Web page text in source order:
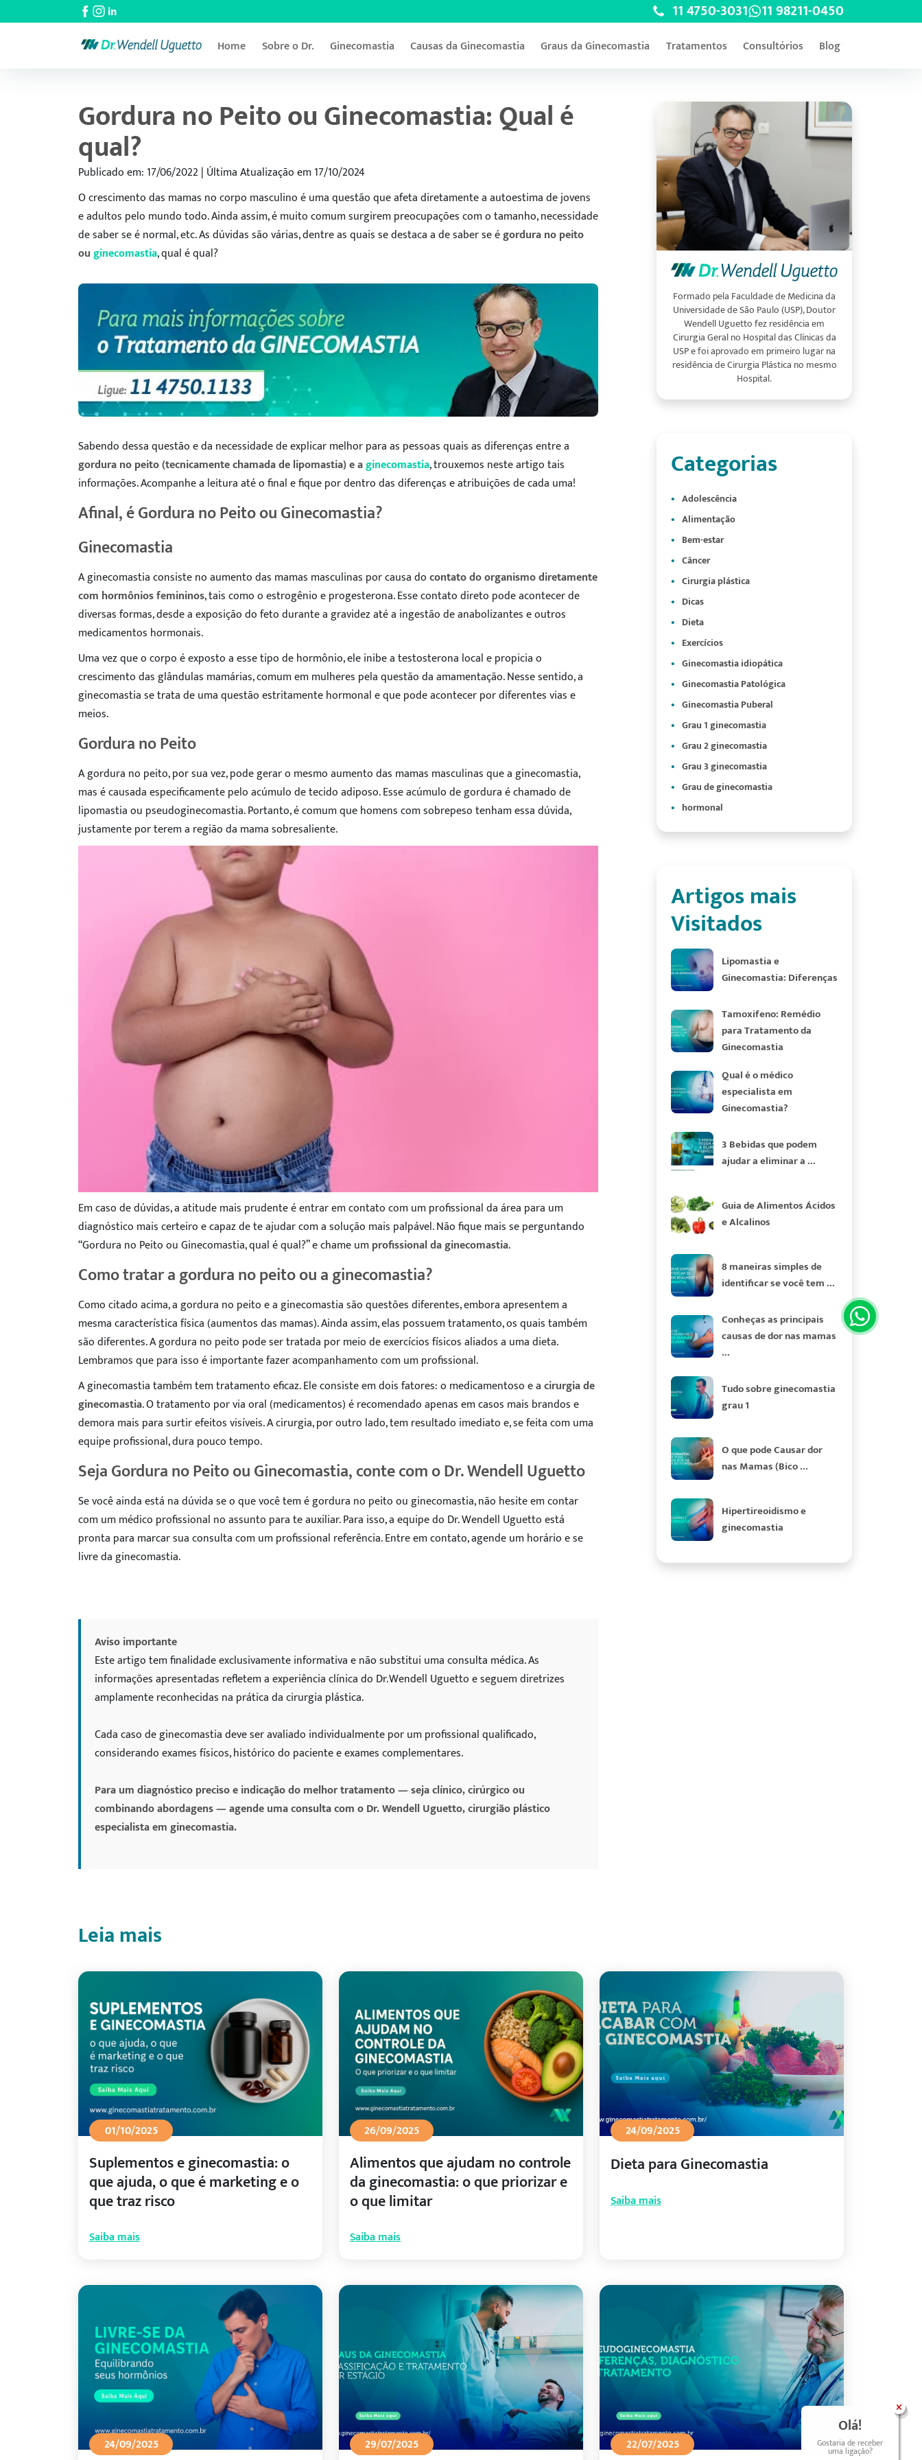
11 4750-3031 11 98211-0450
Home Sobre o Dr. Ginecomastia Causas da Ginecomastia Graus da Ginecomastia Tratamentos Consultórios Blog
Gordura no Peito ou Ginecomastia: Qual é
qual?
Publicado em: 17/06/2022 | Última Atualização em 17/10/2024
O crescimento das mamas no corpo masculino é uma questão que afeta diretamente a autoestima de jovens
e adultos pelo mundo todo. Ainda assim, é muito comum surgirem preocupações com o tamanho, necessidade
de saber se é normal, etc. As dúvidas são várias, dentre as quais se destaca a de saber se égordura no peito
ouginecomastia, qual é qual?
Sabendo dessa questão e da necessidade de explicar melhor para as pessoas quais as diferenças entre a
gordura no peito (tecnicamente chamada de lipomastia) e aginecomastia, trouxemos neste artigo tais
informações. Acompanhe a leitura até o final e fique por dentro das diferenças e atribuições de cada uma!
Afinal, é Gordura no Peito ou Ginecomastia?
Ginecomastia
A ginecomastia consiste no aumento das mamas masculinas por causa docontato do organismo diretamente
com hormônios femininos, tais como o estrogênio e progesterona. Esse contato direto pode acontecer de
diversas formas, desde a exposição do feto durante a gravidez até a ingestão de anabolizantes e outros
medicamentos hormonais.
Uma vez que o corpo é exposto a esse tipo de hormônio, ele inibe a testosterona local e propicia o
crescimento das glândulas mamárias, comum em mulheres pela questão da amamentação. Nesse sentido, a
ginecomastia se trata de uma questão estritamente hormonal e que pode acontecer por diferentes vias e
meios.
Gordura no Peito
A gordura no peito, por sua vez, pode gerar o mesmo aumento das mamas masculinas que a ginecomastia,
mas é causada especificamente pelo acúmulo de tecido adiposo. Esse acúmulo de gordura é chamado de
lipomastia ou pseudoginecomastia. Portanto, é comum que homens com sobrepeso tenham essa dúvida,
justamente por terem a região da mama sobresaliente.
Em caso de dúvidas, a atitude mais prudente é entrar em contato com um profissional da área para um
diagnóstico mais certeiro e capaz de te ajudar com a solução mais palpável. Não fique mais se perguntando
“Gordura no Peito ou Ginecomastia, qual é qual?” e chame um profissional da ginecomastia.
Como tratar a gordura no peito ou a ginecomastia?
Como citado acima, a gordura no peito e a ginecomastia são questões diferentes, embora apresentem a
mesma característica física (aumentos das mamas). Ainda assim, elas possuem tratamento, os quais também
são diferentes. A gordura no peito pode ser tratada por meio de exercícios físicos aliados a uma dieta.
Lembramos que para isso é importante fazer acompanhamento com um profissional.
A ginecomastia também tem tratamento eficaz. Ele consiste em dois fatores: o medicamentoso e acirurgia de
ginecomastia. O tratamento por via oral (medicamentos) é recomendado apenas em casos mais brandos e
demora mais para surtir efeitos visíveis. A cirurgia, por outro lado, tem resultado imediato e, se feita com uma
equipe profissional, dura pouco tempo.
Seja Gordura no Peito ou Ginecomastia, conte com o Dr. Wendell Uguetto
Se você ainda está na dúvida se o que você tem é gordura no peito ou ginecomastia, não hesite em contar
com um médico profissional no assunto para te auxiliar. Para isso, a equipe do Dr. Wendell Uguetto está
pronta para marcar sua consulta com um profissional referência. Entre em contato, agende um horário e se
livre da ginecomastia.
Aviso importante
Este artigo tem finalidade exclusivamente informativa e não substitui uma consulta médica. As
informações apresentadas refletem a experiência clínica do Dr. Wendell Uguetto e seguem diretrizes
amplamente reconhecidas na prática da cirurgia plástica.
Cada caso de ginecomastia deve ser avaliado individualmente por um profissional qualificado,
considerando exames físicos, histórico do paciente e exames complementares.
Para um diagnóstico preciso e indicação do melhor tratamento — seja clínico, cirúrgico ou
combinando abordagens — agende uma consulta com o Dr. Wendell Uguetto, cirurgião plástico
especialista em ginecomastia.
Formado pela Faculdade de Medicina da
Universidade de São Paulo (USP), Doutor
Wendell Uguetto fez residência em
Cirurgia Geral no Hospital das Clínicas da
USP e foi aprovado em primeiro lugar na
residência de Cirurgia Plástica no mesmo
Hospital.
Categorias
Adolescência
Alimentação
Bem-estar
Câncer
Cirurgia plástica
Dicas
Dieta
Exercícios
Ginecomastia idiopática
Ginecomastia Patológica
Ginecomastia Puberal
Grau 1 ginecomastia
Grau 2 ginecomastia
Grau 3 ginecomastia
Grau de ginecomastia
hormonal
Artigos mais
Visitados
Lipomastia e
Ginecomastia: Diferenças
Tamoxifeno: Remédio
para Tratamento da
Ginecomastia
Qual é o médico
especialista em
Ginecomastia?
3 Bebidas que podem
ajudar a eliminar a ...
Guia de Alimentos Ácidos
e Alcalinos
8 maneiras simples de
identificar se você tem ...
Conheças as principais
causas de dor nas mamas
...
Tudo sobre ginecomastia
grau 1
O que pode Causar dor
nas Mamas (Bico ...
Hipertireoidismo e
ginecomastia
Leia mais
01/10/2025
Suplementos e ginecomastia: o
que ajuda, o que é marketing e o
que traz risco
Saiba mais
26/09/2025
Alimentos que ajudam no controle
da ginecomastia: o que priorizar e
o que limitar
Saiba mais
24/09/2025
Dieta para Ginecomastia
Saiba mais
24/09/2025 29/07/2025 22/07/2025
Olá!
Gostaria de receber
uma ligação?
5